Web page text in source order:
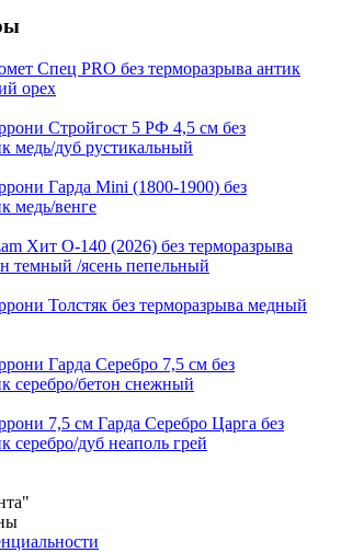
Спец PRO без терморазрыва антик
орех
Стройгост 5 РФ 4,5 см без
медь/дуб рустикальный
Гарда Mini (1800-1900) без
медь/венге
Хит О-140 (2026) без терморазрыва
темный /ясень пепельный
Толстяк без терморазрыва медный
Гарда Серебро 7,5 см без
серебро/бетон снежный
7,5 см Гарда Серебро Царга без
серебро/дуб неаполь грей